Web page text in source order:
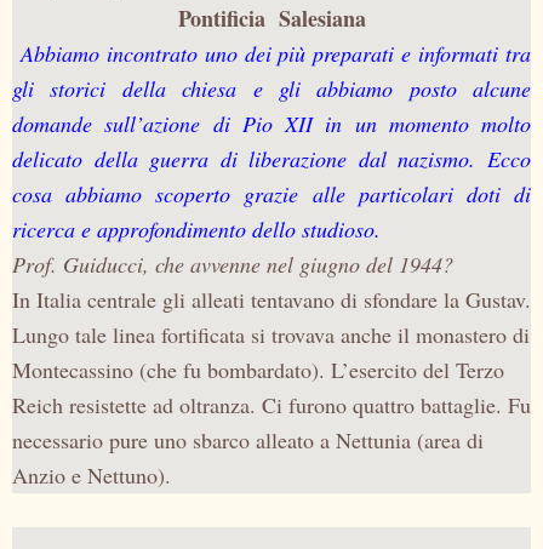
Pontificia Salesiana
Abbiamo incontrato uno dei più preparati e informati tra
gli storici della chiesa e gli abbiamo posto alcune
domande sull’azione di Pio XII in un momento molto
delicato della guerra di liberazione dal nazismo. Ecco
cosa abbiamo scoperto grazie alle particolari doti di
ricerca e approfondimento dello studioso.
Prof. Guiducci, che avvenne nel giugno del 1944?
In Italia centrale gli alleati tentavano di sfondare la Gustav.
Lungo tale linea fortificata si trovava anche il monastero di
Montecassino (che fu bombardato). L’esercito del Terzo
Reich resistette ad oltranza. Ci furono quattro battaglie. Fu
necessario pure uno sbarco alleato a Nettunia (area di
Anzio e Nettuno).